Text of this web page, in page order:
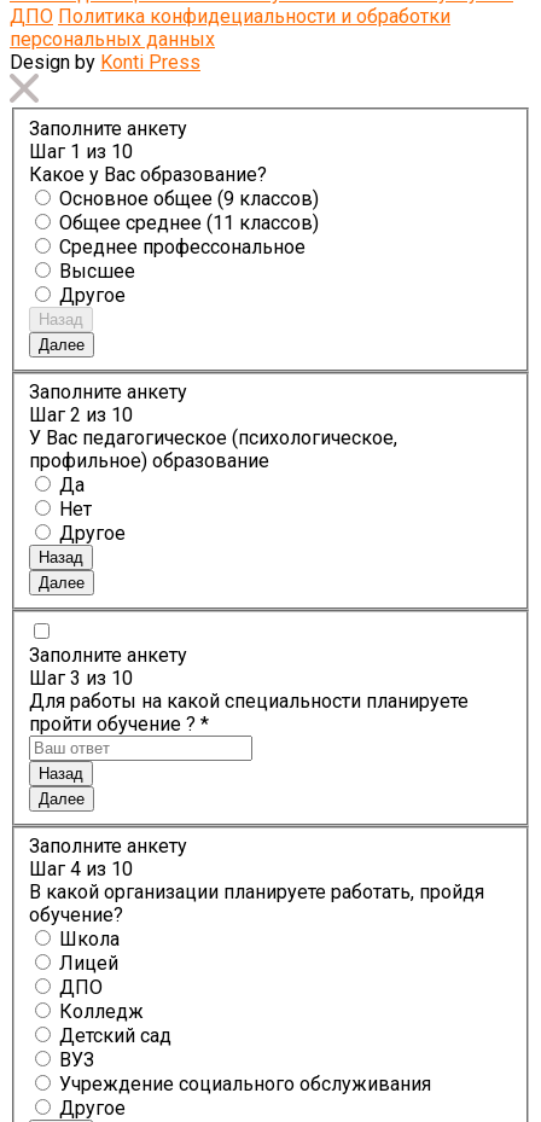
ДПО Политика конфидециальности и обработки
персональных данных
Design by Konti Press
Заполните анкету
Шаг 1 из 10
Какое у Вас образование?
Основное общее (9 классов)
Общее среднее (11 классов)
Среднее профессональное
Высшее
Другое
Назад
Далее
Заполните анкету
Шаг 2 из 10
У Вас педагогическое (психологическое,
профильное) образование
Да
Нет
Другое
Назад
Далее
Заполните анкету
Шаг 3 из 10
Для работы на какой специальности планируете
пройти обучение ? *
Назад
Далее
Заполните анкету
Шаг 4 из 10
В какой организации планируете работать, пройдя
обучение?
Школа
Лицей
ДПО
Колледж
Детский сад
ВУЗ
Учреждение социального обслуживания
Другое